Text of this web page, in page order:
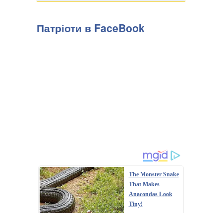
Патріоти в FaceBook
The Monster Snake
That Makes
Anacondas Look
Tiny!